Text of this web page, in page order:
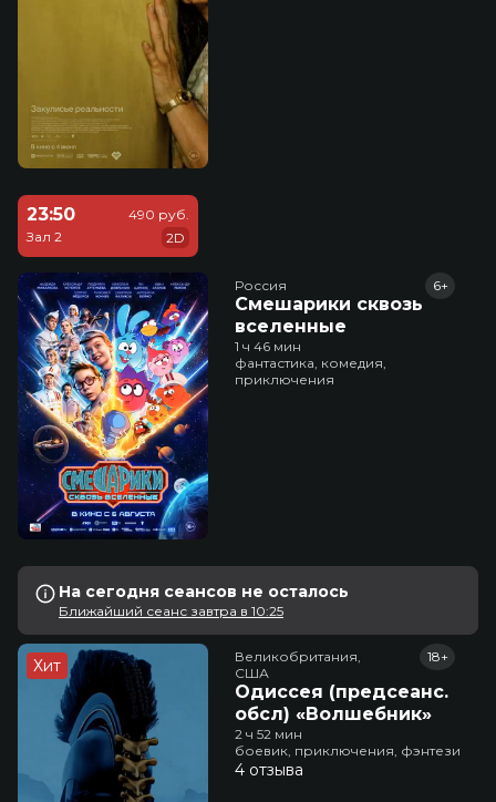
23:50
Зал 2
490 руб.
2D
Россия
Смешарики сквозь
вселенные
6+
1 ч 46 мин
фантастика, комедия,
приключения
На сегодня сеансов не осталось
Ближайший сеанс завтра в 10:25
Хит
Великобритания,
США
Одиссея (предсеанс.
обсл) «Волшебник»
18+
2 ч 52 мин
боевик, приключения, фэнтези
4 отзыва